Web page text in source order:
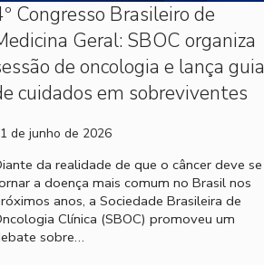
Congresso Brasileiro de
Geral: SBOC organiza
de oncologia e lança guia
cuidados em sobreviventes
de junho de 2026
da realidade de que o câncer deve se
a doença mais comum no Brasil nos
anos, a Sociedade Brasileira de
Clínica (SBOC) promoveu um
sobre…